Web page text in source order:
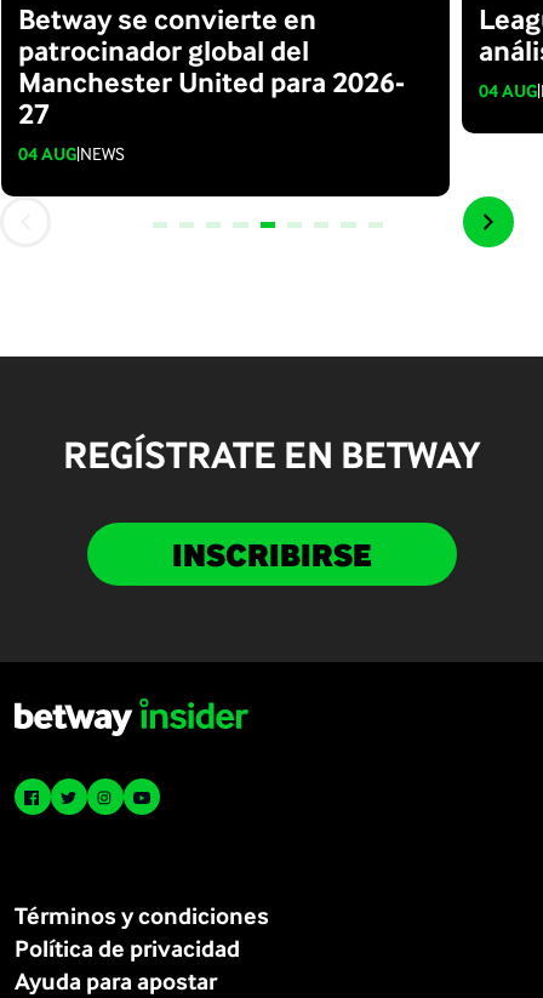
Betway se convierte en
patrocinador global del
Manchester United para 2026-
27
04 AUG|NEWS
04 AUG|
REGÍSTRATE EN BETWAY
INSCRIBIRSE
Términos y condiciones
Política de privacidad
Ayuda para apostar